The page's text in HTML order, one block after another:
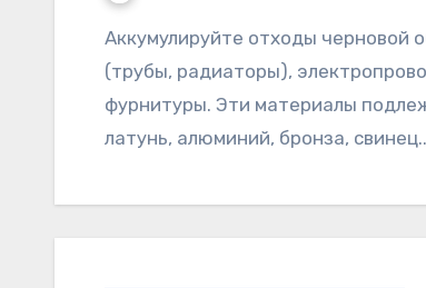
Аккумулируйте отходы черновой обработки, демонтированные элементы сантехники
(трубы, радиаторы),
фурнитуры. Эти материалы
латунь, алюминий, бронза,